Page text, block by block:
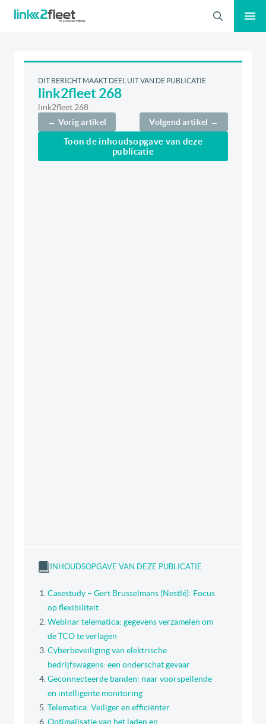
Zoeken
DIT BERICHT MAAKT DEEL UIT VAN DE PUBLICATIE
link2fleet 268
link2fleet 268
← Vorig artikel
Volgend artikel →
Toon de inhoudsopgave van deze
publicatie
INHOUDSOPGAVE VAN DEZE PUBLICATIE
Casestudy – Gert Brusselmans (Nestlé): Focus
op flexibiliteit
Webinar telematica: gegevens verzamelen om
de TCO te verlagen
Cyberbeveiliging van elektrische
bedrijfswagens: een onderschat gevaar
Geconnecteerde banden: naar voorspellende
en intelligente monitoring
Telematica: Veiliger en efficiënter
Optimalisatie van het laden en